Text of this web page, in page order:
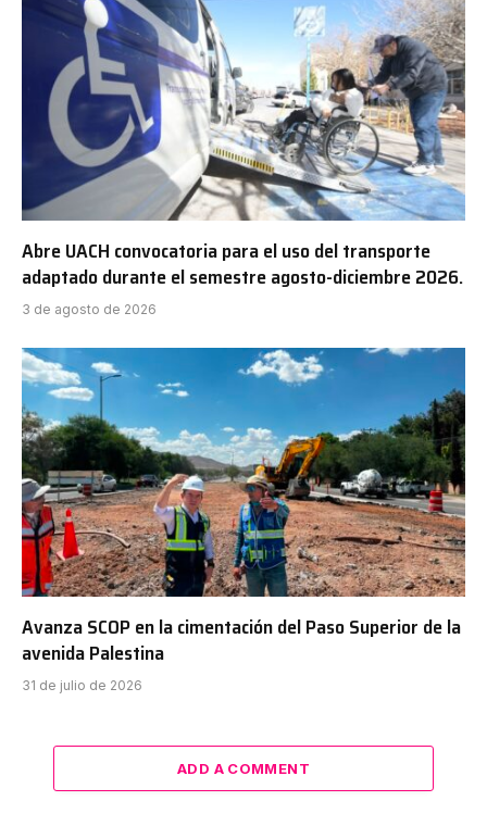
Abre UACH convocatoria para el uso del transporte
adaptado durante el semestre agosto-diciembre 2026.
3 de agosto de 2026
Avanza SCOP en la cimentación del Paso Superior de la
avenida Palestina
31 de julio de 2026
ADD A COMMENT